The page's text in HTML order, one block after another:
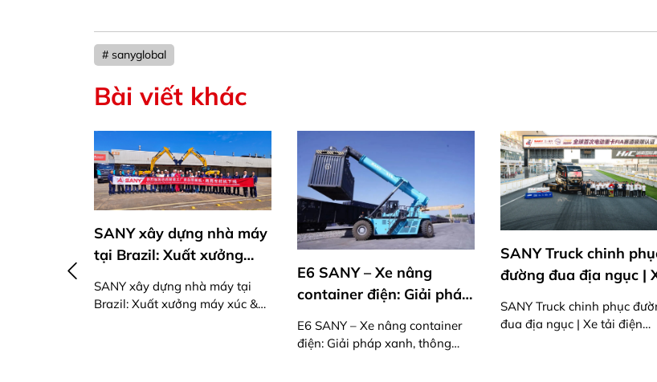
# sanyglobal
Bài viết khác
SANY xây dựng nhà máy
tại Brazil: Xuất xưởng
máy xúc & xe thương mại
đầu tiên
SANY xây dựng nhà máy tại
Brazil: Xuất xưởng máy xúc &
E6 SANY – Xe nâng
container điện: Giải pháp
vận hành đường sắt hiện
E6 SANY – Xe nâng container
điện: Giải pháp xanh, thông
SANY Truck chinh
đường đua địa ngục |
tải điện 870PS mạnh
SANY Truck chinh phục
đua địa ngục | Xe tải điện